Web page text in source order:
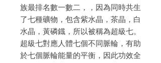
族最排名數一數二，，因為同時共生
了七種礦物，包含紫水晶，茶晶，白
水晶，黃磷鐡，所以被稱為超級七。
超級七對應人體七個不同脈輪，有助
於七個脈輪能量的平衡，因此功效全